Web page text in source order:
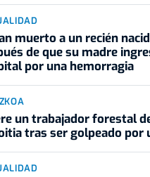
muerto a un recién
de que su madre
por una hemorragia
un trabajador forestal
tras ser golpeado por